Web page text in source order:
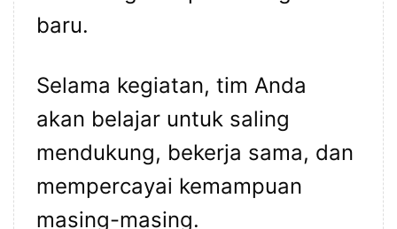
baru.
Selama kegiatan, tim Anda
akan belajar untuk saling
mendukung, bekerja sama, dan
mempercayai kemampuan
masing-masing.